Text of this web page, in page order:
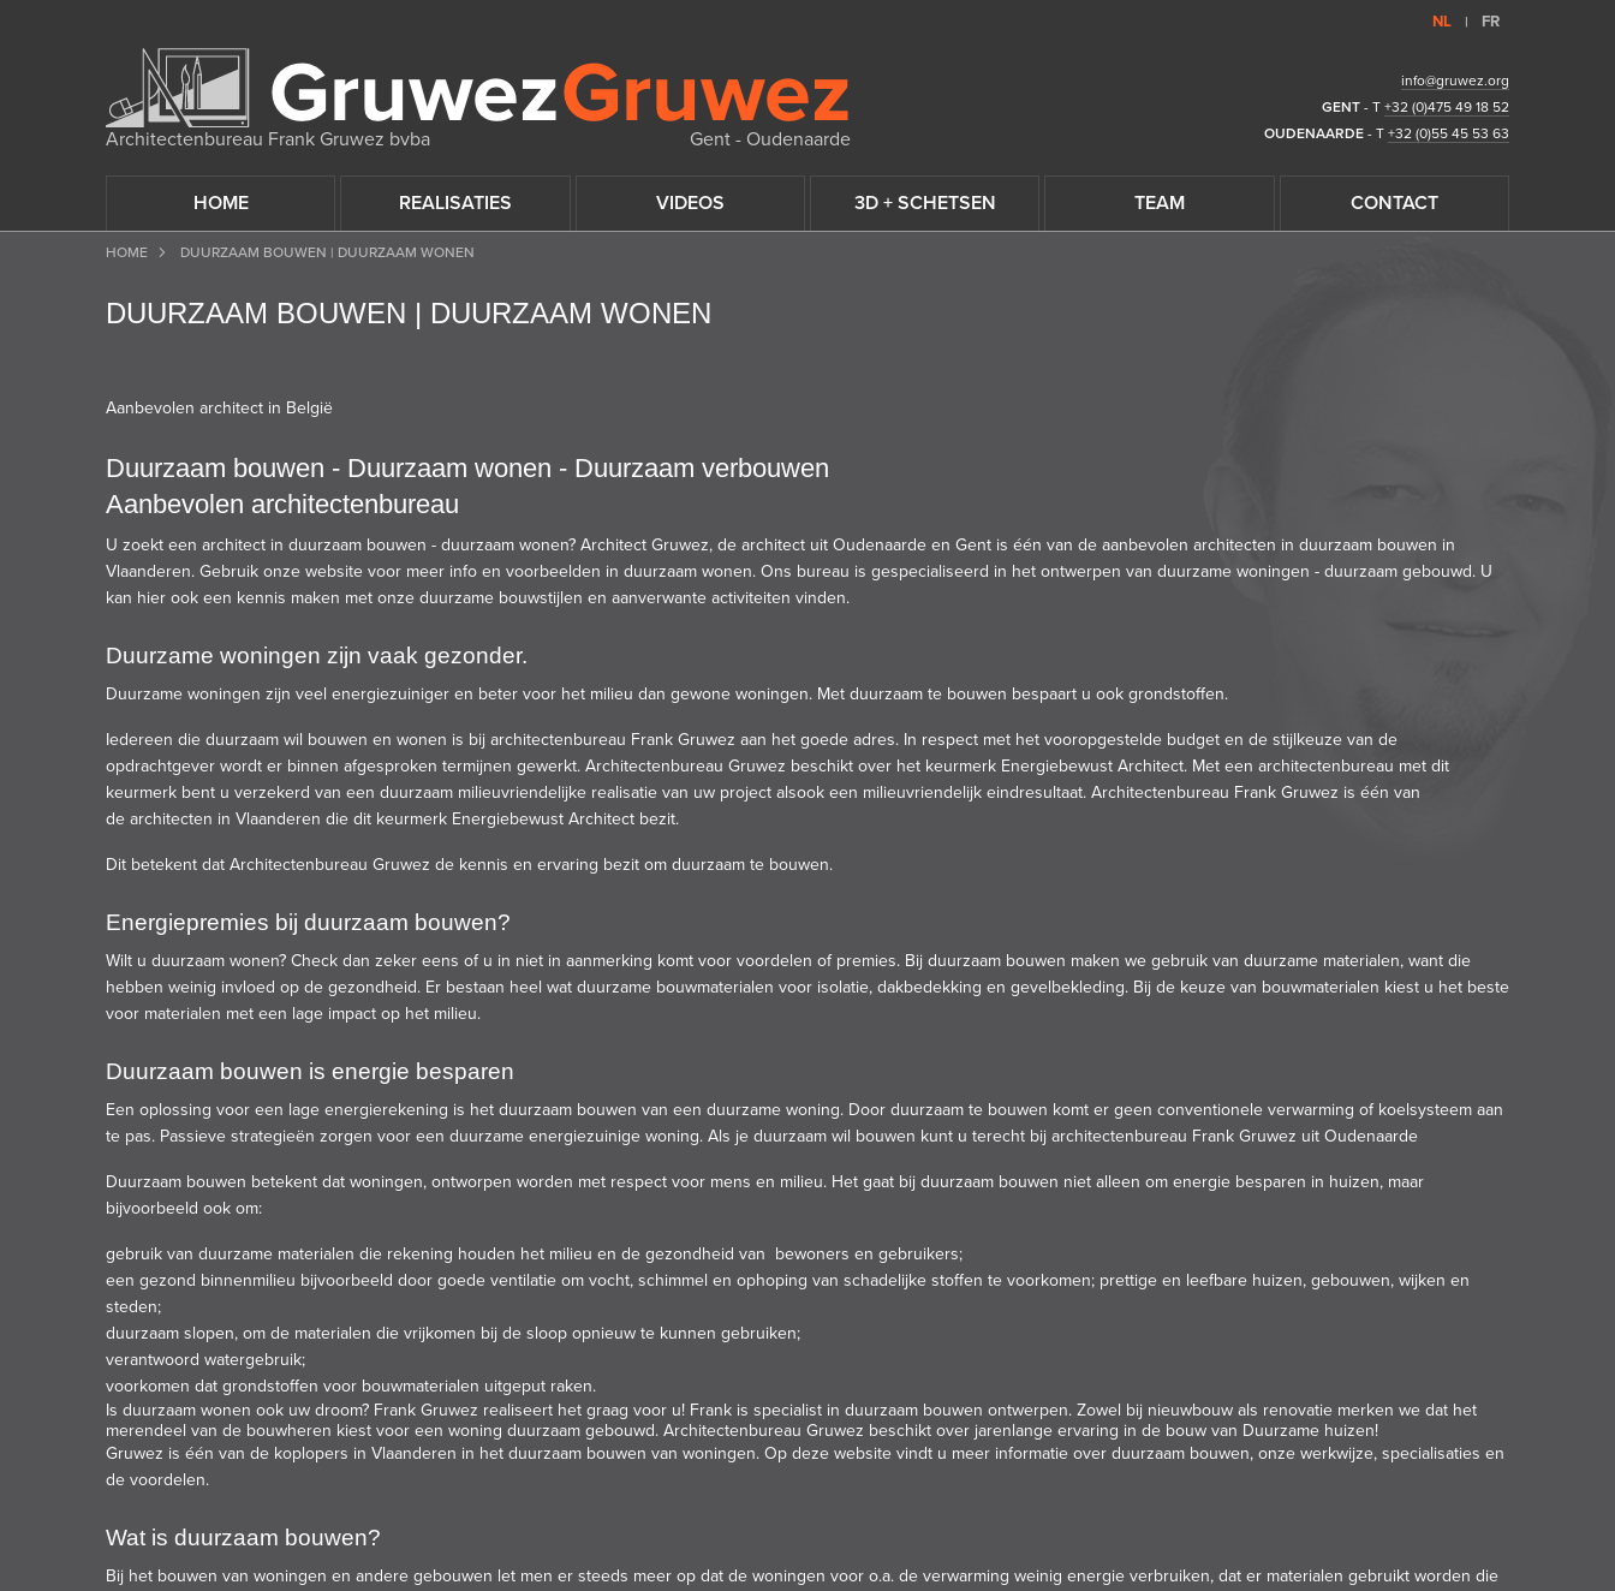
NL | FR
Architectenbureau Frank Gruwez bvba Gent - Oudenaarde
info@gruwez.org
GENT - T +32 (0)475 49 18 52
OUDENAARDE - T +32 (0)55 45 53 63
HOME REALISATIES VIDEOS 3D + SCHETSEN TEAM CONTACT
HOME DUURZAAM BOUWEN | DUURZAAM WONEN
DUURZAAM BOUWEN | DUURZAAM WONEN
Aanbevolen architect in België
Duurzaam bouwen - Duurzaam wonen - Duurzaam verbouwen
Aanbevolen architectenbureau
U zoekt een architect in duurzaam bouwen - duurzaam wonen? Architect Gruwez, de architect uit Oudenaarde en Gent is één van de aanbevolen architecten in duurzaam bouwen in
Vlaanderen. Gebruik onze website voor meer info en voorbeelden in duurzaam wonen. Ons bureau is gespecialiseerd in het ontwerpen van duurzame woningen - duurzaam gebouwd. U
kan hier ook een kennis maken met onze duurzame bouwstijlen en aanverwante activiteiten vinden.
Duurzame woningen zijn vaak gezonder.
Duurzame woningen zijn veel energiezuiniger en beter voor het milieu dan gewone woningen. Met duurzaam te bouwen bespaart u ook grondstoffen.
Iedereen die duurzaam wil bouwen en wonen is bij architectenbureau Frank Gruwez aan het goede adres. In respect met het vooropgestelde budget en de stijlkeuze van de
opdrachtgever wordt er binnen afgesproken termijnen gewerkt. Architectenbureau Gruwez beschikt over het keurmerk Energiebewust Architect. Met een architectenbureau met dit
keurmerk bent u verzekerd van een duurzaam milieuvriendelijke realisatie van uw project alsook een milieuvriendelijk eindresultaat. Architectenbureau Frank Gruwez is één van
de architecten in Vlaanderen die dit keurmerk Energiebewust Architect bezit.
Dit betekent dat Architectenbureau Gruwez de kennis en ervaring bezit om duurzaam te bouwen.
Energiepremies bij duurzaam bouwen?
Wilt u duurzaam wonen? Check dan zeker eens of u in niet in aanmerking komt voor voordelen of premies. Bij duurzaam bouwen maken we gebruik van duurzame materialen, want die
hebben weinig invloed op de gezondheid. Er bestaan heel wat duurzame bouwmaterialen voor isolatie, dakbedekking en gevelbekleding. Bij de keuze van bouwmaterialen kiest u het beste
voor materialen met een lage impact op het milieu.
Duurzaam bouwen is energie besparen
Een oplossing voor een lage energierekening is het duurzaam bouwen van een duurzame woning. Door duurzaam te bouwen komt er geen conventionele verwarming of koelsysteem aan
te pas. Passieve strategieën zorgen voor een duurzame energiezuinige woning. Als je duurzaam wil bouwen kunt u terecht bij architectenbureau Frank Gruwez uit Oudenaarde
Duurzaam bouwen betekent dat woningen, ontworpen worden met respect voor mens en milieu. Het gaat bij duurzaam bouwen niet alleen om energie besparen in huizen, maar
bijvoorbeeld ook om:
gebruik van duurzame materialen die rekening houden het milieu en de gezondheid van bewoners en gebruikers;
een gezond binnenmilieu bijvoorbeeld door goede ventilatie om vocht, schimmel en ophoping van schadelijke stoffen te voorkomen; prettige en leefbare huizen, gebouwen, wijken en
steden;
duurzaam slopen, om de materialen die vrijkomen bij de sloop opnieuw te kunnen gebruiken;
verantwoord watergebruik;
voorkomen dat grondstoffen voor bouwmaterialen uitgeput raken.
Is duurzaam wonen ook uw droom? Frank Gruwez realiseert het graag voor u! Frank is specialist in duurzaam bouwen ontwerpen. Zowel bij nieuwbouw als renovatie merken we dat het
merendeel van de bouwheren kiest voor een woning duurzaam gebouwd. Architectenbureau Gruwez beschikt over jarenlange ervaring in de bouw van Duurzame huizen!
Gruwez is één van de koplopers in Vlaanderen in het duurzaam bouwen van woningen. Op deze website vindt u meer informatie over duurzaam bouwen, onze werkwijze, specialisaties en
de voordelen.
Wat is duurzaam bouwen?
Bij het bouwen van woningen en andere gebouwen let men er steeds meer op dat de woningen voor o.a. de verwarming weinig energie verbruiken, dat er materialen gebruikt worden die